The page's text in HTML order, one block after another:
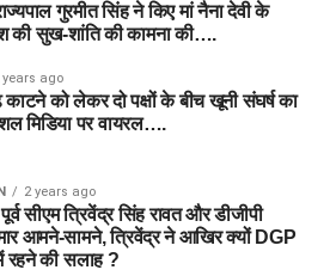
गुरमीत सिंह ने किए मां नैना देवी के
की सुख-शांति की कामना की….
years ago
को लेकर दो पक्षों के बीच खूनी संघर्ष का
मिडिया पर वायरल….
2 years ago
सीएम त्रिवेंद्र सिंह रावत और डीजीपी
आमने-सामने, त्रिवेंद्र ने आखिर क्यों DGP
रहने की सलाह ?